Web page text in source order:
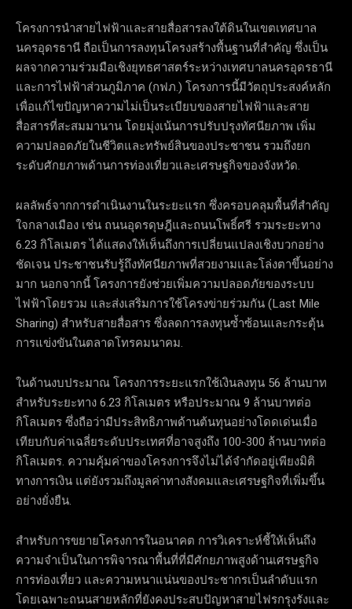
โครงการนำสายไฟฟ้าและสายสื่อสารลงใต้ดินในเขตเทศบาล
นครอุดรธานี ถือเป็นการลงทุนโครงสร้างพื้นฐานที่สำคัญ ซึ่งเป็น
ผลจากความร่วมมือเชิงยุทธศาสตร์ระหว่างเทศบาลนครอุดรธานี
และการไฟฟ้าส่วนภูมิภาค (กฟภ.) โครงการนี้มีวัตถุประสงค์หลัก
เพื่อแก้ไขปัญหาความไม่เป็นระเบียบของสายไฟฟ้าและสาย
สื่อสารที่สะสมมานาน โดยมุ่งเน้นการปรับปรุงทัศนียภาพ เพิ่ม
ความปลอดภัยในชีวิตและทรัพย์สินของประชาชน รวมถึงยก
ระดับศักยภาพด้านการท่องเที่ยวและเศรษฐกิจของจังหวัด.
ผลลัพธ์จากการดำเนินงานในระยะแรก ซึ่งครอบคลุมพื้นที่สำคัญ
ใจกลางเมือง เช่น ถนนอุดรดุษฎีและถนนโพธิ์ศรี รวมระยะทาง
6.23 กิโลเมตร ได้แสดงให้เห็นถึงการเปลี่ยนแปลงเชิงบวกอย่าง
ชัดเจน ประชาชนรับรู้ถึงทัศนียภาพที่สวยงามและโล่งตาขึ้นอย่าง
มาก นอกจากนี้ โครงการยังช่วยเพิ่มความปลอดภัยของระบบ
ไฟฟ้าโดยรวม และส่งเสริมการใช้โครงข่ายร่วมกัน (Last Mile
Sharing) สำหรับสายสื่อสาร ซึ่งลดการลงทุนซ้ำซ้อนและกระตุ้น
การแข่งขันในตลาดโทรคมนาคม.
ในด้านงบประมาณ โครงการระยะแรกใช้เงินลงทุน 56 ล้านบาท
สำหรับระยะทาง 6.23 กิโลเมตร หรือประมาณ 9 ล้านบาทต่อ
กิโลเมตร ซึ่งถือว่ามีประสิทธิภาพด้านต้นทุนอย่างโดดเด่นเมื่อ
เทียบกับค่าเฉลี่ยระดับประเทศที่อาจสูงถึง 100-300 ล้านบาทต่อ
กิโลเมตร. ความคุ้มค่าของโครงการจึงไม่ได้จำกัดอยู่เพียงมิติ
ทางการเงิน แต่ยังรวมถึงมูลค่าทางสังคมและเศรษฐกิจที่เพิ่มขึ้น
อย่างยั่งยืน.
สำหรับการขยายโครงการในอนาคต การวิเคราะห์ชี้ให้เห็นถึง
ความจำเป็นในการพิจารณาพื้นที่ที่มีศักยภาพสูงด้านเศรษฐกิจ
การท่องเที่ยว และความหนาแน่นของประชากรเป็นลำดับแรก
โดยเฉพาะถนนสายหลักที่ยังคงประสบปัญหาสายไฟรกรุงรังและ